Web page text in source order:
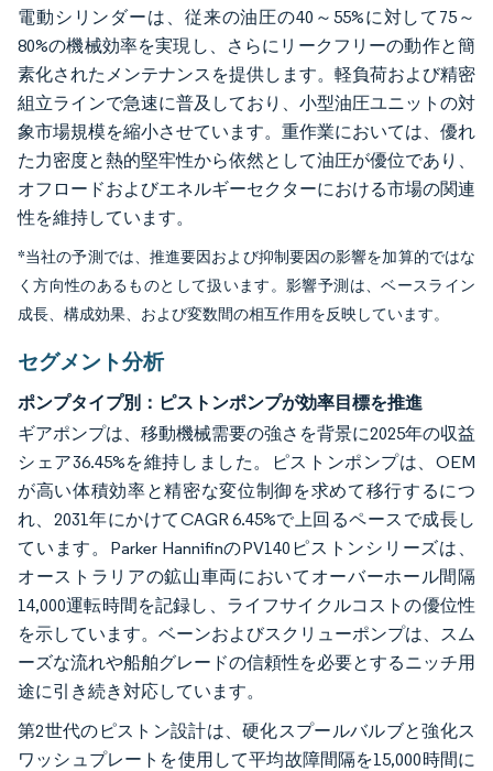
電動シリンダーは、従来の油圧の40～55%に対して75～
80%の機械効率を実現し、さらにリークフリーの動作と簡
素化されたメンテナンスを提供します。軽負荷および精密
組立ラインで急速に普及しており、小型油圧ユニットの対
象市場規模を縮小させています。重作業においては、優れ
た力密度と熱的堅牢性から依然として油圧が優位であり、
オフロードおよびエネルギーセクターにおける市場の関連
性を維持しています。
*当社の予測では、推進要因および抑制要因の影響を加算的ではな
く方向性のあるものとして扱います。影響予測は、ベースライン
成長、構成効果、および変数間の相互作用を反映しています。
セグメント分析
ポンプタイプ別：ピストンポンプが効率目標を推進
ギアポンプは、移動機械需要の強さを背景に2025年の収益
シェア36.45%を維持しました。ピストンポンプは、OEM
が高い体積効率と精密な変位制御を求めて移行するにつ
れ、2031年にかけてCAGR 6.45%で上回るペースで成長し
ています。Parker HannifinのPV140ピストンシリーズは、
オーストラリアの鉱山車両においてオーバーホール間隔
14,000運転時間を記録し、ライフサイクルコストの優位性
を示しています。ベーンおよびスクリューポンプは、スム
ーズな流れや船舶グレードの信頼性を必要とするニッチ用
途に引き続き対応しています。
第2世代のピストン設計は、硬化スプールバルブと強化ス
ワッシュプレートを使用して平均故障間隔を15,000時間に